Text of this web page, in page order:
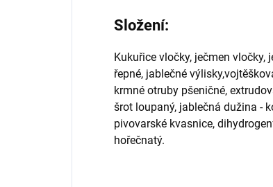
Složení:
Kukuřice vločky, ječmen vločky,
řepné, jablečné
krmné otruby pšeničné,
šrot loupaný, jablečná dužina -
pivovarské kvasnice,
hořečnatý.